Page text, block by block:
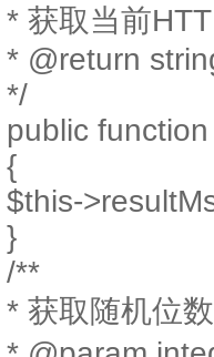
* 获取当前
* @return
*/
public
{
$this-
}
/**
* 获取随机位